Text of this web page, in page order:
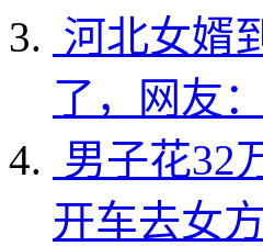
河北女婿
了，网友
男子花32
开车去女